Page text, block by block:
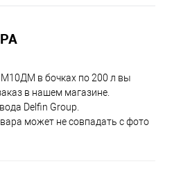
в бочках по 200 л вы
в нашем магазине.
Delfin Group.
может не совпадать с фото